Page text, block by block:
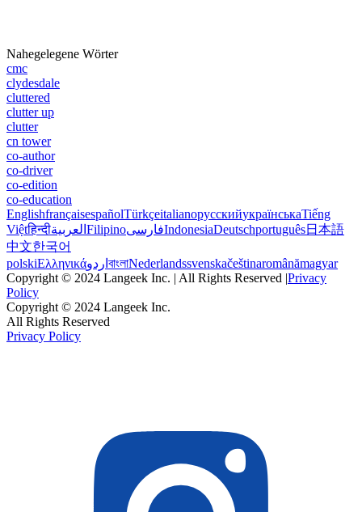
Nahegelegene Wörter
cmc
clydesdale
cluttered
clutter up
clutter
cn tower
co-author
co-driver
co-edition
co-education
EnglishfrançaisespañolTürkçeitalianoрусскийукраїнськаTiếng
Việtहिन्दीالعربية FilipinoفارسیIndonesiaDeutschportuguês日本語
中文한국어
polskiΕλληνικάاردو বাংলাNederlandssvenskačeštinaromânămagyar
Copyright © 2024 Langeek Inc. | All Rights Reserved |Privacy
Policy
Copyright © 2024 Langeek Inc.
All Rights Reserved
Privacy Policy